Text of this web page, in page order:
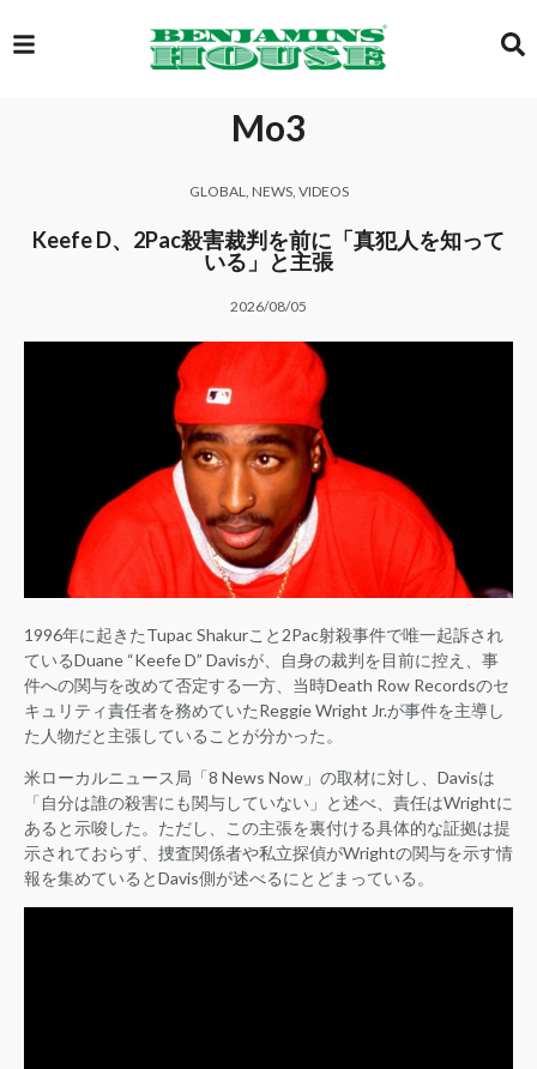
EXCLUSIVE
GLOBAL
GALLERY
LOGIN
Mo3
GLOBAL NEWS, VIDEOS
Keefe D、2Pac殺害裁判を前に「真犯人を知って
いる」と主張
2026/08/05
1996年に起きたTupac Shakurこと2Pac射殺事件で唯一起訴され
ているDuane “Keefe D” Davisが、自身の裁判を目前に控え、事
件への関与を改めて否定する一方、当時Death Row Recordsのセ
キュリティ責任者を務めていたReggie Wright Jr.が事件を主導し
た人物だと主張していることが分かった。
米ローカルニュース局「8 News Now」の取材に対し、Davisは
「自分は誰の殺害にも関与していない」と述べ、責任はWrightに
あると示唆した。ただし、この主張を裏付ける具体的な証拠は提
示されておらず、捜査関係者や私立探偵がWrightの関与を示す情
報を集めているとDavis側が述べるにとどまっている。